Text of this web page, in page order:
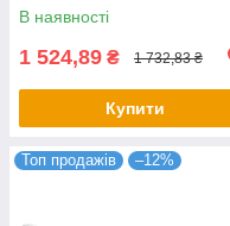
В наявності
1 524,89 ₴ 1 732,83 ₴
Купити
Топ продажів –12%